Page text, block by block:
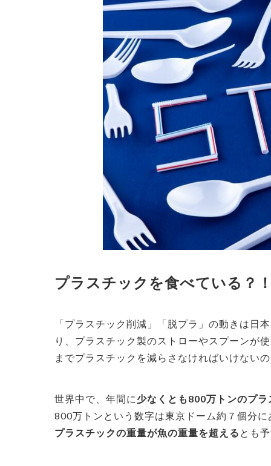
プラスチックを食べている？
「プラスチック削減」「脱プラ」の動きは日
り、プラスチック製のストローやスプーンが
までプラスチックを減らさなければいけない
世界中で、年間に 少なくとも800万トンのプ
800万トンという数字は東京ドーム約７個分に
プラスチックの重量が魚の重量を超える とも